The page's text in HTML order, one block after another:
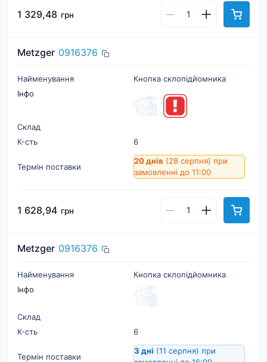
1 329,48 грн
Metzger 0916376
Найменування
Кнопка склопідйомника
Інфо
Склад
К-cть
6
Термін поставки
20 днів (28 серпня) при
замовленні до 11:00
1 628,94 грн
Metzger 0916376
Найменування
Кнопка склопідйомника
Інфо
Склад
К-cть
6
Термін поставки
3 дні (11 серпня) при